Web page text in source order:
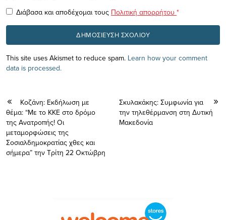
Διάβασα και αποδέχομαι τους Πολιτική απορρήτου *
This site uses Akismet to reduce spam. Learn how your comment
data is processed.
Koζάνη: Eκδήλωση με
θέμα: “Με το ΚΚΕ στο δρόμο
της Ανατροπής! Οι
μεταμορφώσεις της
Σοσιαλδημοκρατίας χθες και
σήμερα” την Τρίτη 22 Οκτώβρη
Σκυλακάκης: Συμφωνία για
την τηλεθέρμανση στη Δυτική
Μακεδονία